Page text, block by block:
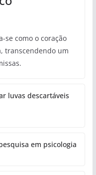
se como o coração
transcendendo um
luvas descartáveis
em psicologia